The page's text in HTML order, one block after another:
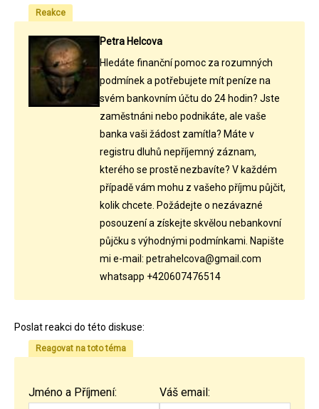
Reakce
Petra Helcova
Hledáte finanční pomoc za rozumných
podmínek a potřebujete mít peníze na
svém bankovním účtu do 24 hodin? Jste
zaměstnáni nebo podnikáte, ale vaše
banka vaši žádost zamítla? Máte v
registru dluhů nepříjemný záznam,
kterého se prostě nezbavíte? V každém
případě vám mohu z vašeho příjmu půjčit,
kolik chcete. Požádejte o nezávazné
posouzení a získejte skvělou nebankovní
půjčku s výhodnými podmínkami. Napište
mi e-mail: petrahelcova@gmail.com
whatsapp +420607476514
Poslat reakci do této diskuse:
Reagovat na toto téma
Jméno a Příjmení: Váš email: